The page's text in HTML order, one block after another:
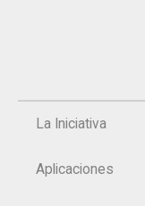
La Iniciativa
Aplicaciones